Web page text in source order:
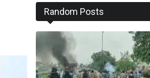
Random Posts